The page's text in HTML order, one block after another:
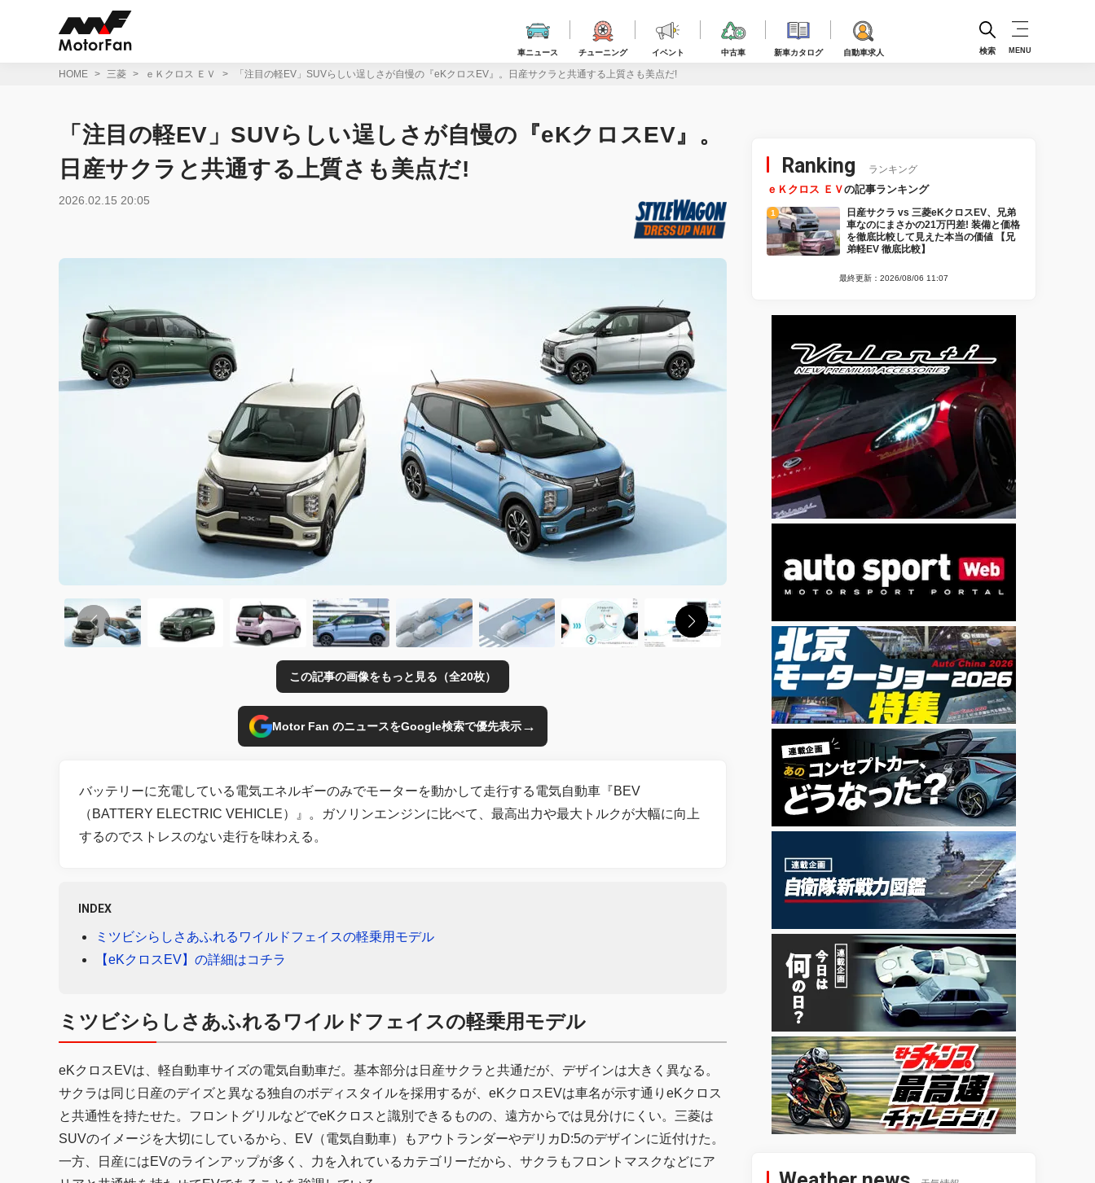
車ニュース チューニング イベント 中古車 新車カタログ 自動車求人 検索 MENU
HOME 三菱 ｅＫクロス ＥＶ 「注目の軽EV」SUVらしい逞しさが自慢の『eKクロスEV』。日産サクラと共通する上質さも美点だ!
「注目の軽EV」SUVらしい逞しさが自慢の『eKクロスEV』。
日産サクラと共通する上質さも美点だ!
2026.02.15 20:05
この記事の画像をもっと見る（全20枚）
Motor Fan のニュースをGoogle検索で優先表示→
バッテリーに充電している電気エネルギーのみでモーターを動かして走行する電気自動車『BEV
（BATTERY ELECTRIC VEHICLE）』。ガソリンエンジンに比べて、最高出力や最大トルクが大幅に向上
するのでストレスのない走行を味わえる。
INDEX
ミツビシらしさあふれるワイルドフェイスの軽乗用モデル
【eKクロスEV】の詳細はコチラ
ミツビシらしさあふれるワイルドフェイスの軽乗用モデル
eKクロスEVは、軽自動車サイズの電気自動車だ。基本部分は日産サクラと共通だが、デザインは大きく異なる。
サクラは同じ日産のデイズと異なる独自のボディスタイルを採用するが、eKクロスEVは車名が示す通りeKクロス
と共通性を持たせた。フロントグリルなどでeKクロスと識別できるものの、遠方からでは見分けにくい。三菱は
SUVのイメージを大切にしているから、EV（電気自動車）もアウトランダーやデリカD:5のデザインに近付けた。
一方、日産にはEVのラインアップが多く、力を入れているカテゴリーだから、サクラもフロントマスクなどにア
Ranking ランキング
ｅＫクロス ＥＶの記事ランキング
日産サクラ vs 三菱eKクロスEV、兄弟
車なのにまさかの21万円差! 装備と価格
を徹底比較して見えた本当の価値 【兄
弟軽EV 徹底比較】
最終更新：2026/08/06 11:07